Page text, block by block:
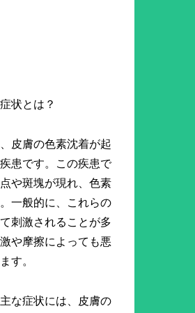
状とは？
皮膚の色素沈着が起
患です。この疾患で
や斑塊が現れ、色素
一般的に、これらの
刺激されることが多
や摩擦によっても悪
す。
な症状には、皮膚の